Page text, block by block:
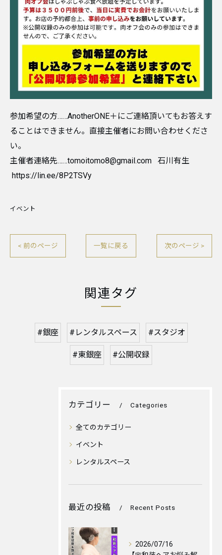
参加希望の方……AnotherONE＋にご連絡頂いてもお答えす
ることはできません。直接主催者にお問い合わせくださ
い。
主催者連絡先……tomoitomo8@gmail.com 石川有生
https://lin.ee/8P2TSVy
イベント
< 前のページ 一覧に戻る 次のページ >
関連タグ
#銀座 #レンタルスペース #スタジオ
#東銀座 #公開収録
カテゴリー Categories
全てのカテゴリー
イベント
レンタルスペース
最近の投稿 Recent Posts
2026/07/16